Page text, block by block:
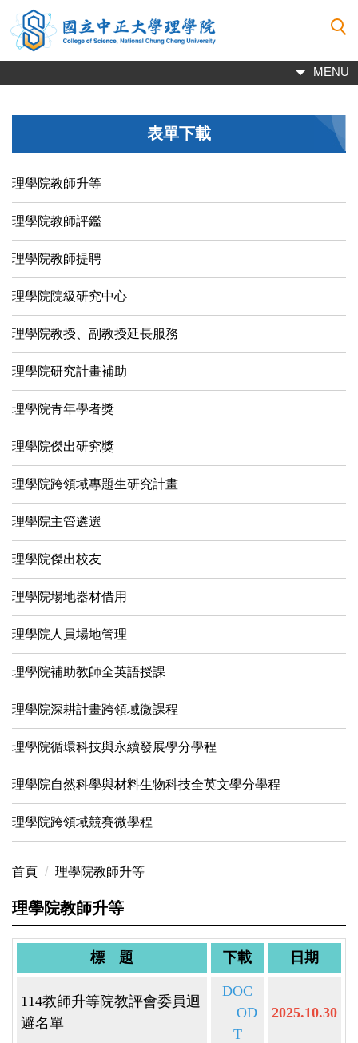
跳
到
主
內
MENU
表單下載
理學院教師升等
理學院教師評鑑
理學院教師提聘
理學院院級研究中心
理學院教授、副教授延長服務
理學院研究計畫補助
理學院青年學者獎
理學院傑出研究獎
理學院跨領域專題生研究計畫
理學院主管遴選
理學院傑出校友
理學院場地器材借用
理學院人員場地管理
理學院補助教師全英語授課
理學院深耕計畫跨領域微課程
理學院循環科技與永續發展學分學程
理學院自然科學與材料生物科技全英文學分學程
理學院跨領域競賽微學程
首頁 理學院教師升等
理學院教師升等
標 題 下載 日期
114教師升等院教評會委員迴
避名單
DOC
OD
T
2025.10.30